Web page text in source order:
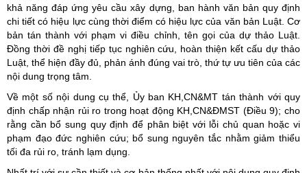
khả năng đáp ứng yêu cầu xây dựng, ban hành văn bản quy định
chi tiết có hiệu lực cùng thời điểm có hiệu lực của văn bản Luật. Cơ
bản tán thành với phạm vi điều chỉnh, tên gọi của dự thảo Luật.
Đồng thời đề nghị tiếp tục nghiên cứu, hoàn thiện kết cấu dự thảo
Luật, thể hiện đầy đủ, phản ánh đúng vai trò, thứ tự ưu tiên của các
nội dung trọng tâm.
Về một số nội dung cụ thể, Ủy ban KH,CN&MT tán thành với quy
định chấp nhận rủi ro trong hoạt động KH,CN&ĐMST (Điều 9); cho
rằng cần bổ sung quy định để phân biệt với lỗi chủ quan hoặc vi
phạm đạo đức nghiên cứu; bổ sung nguyên tắc nhằm giảm thiểu
tối đa rủi ro, tránh lạm dụng.